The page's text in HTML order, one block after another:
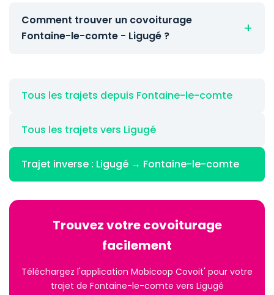
Comment trouver un covoiturage
Fontaine-le-comte - Ligugé ?
Tous les trajets depuis Fontaine-le-comte
Tous les trajets vers Ligugé
Trajet inverse : Ligugé → Fontaine-le-comte
Trouvez votre covoiturage
facilement
Téléchargez l'application Mobicoop Covoit' pour votre
trajet de Fontaine-le-comte vers Ligugé